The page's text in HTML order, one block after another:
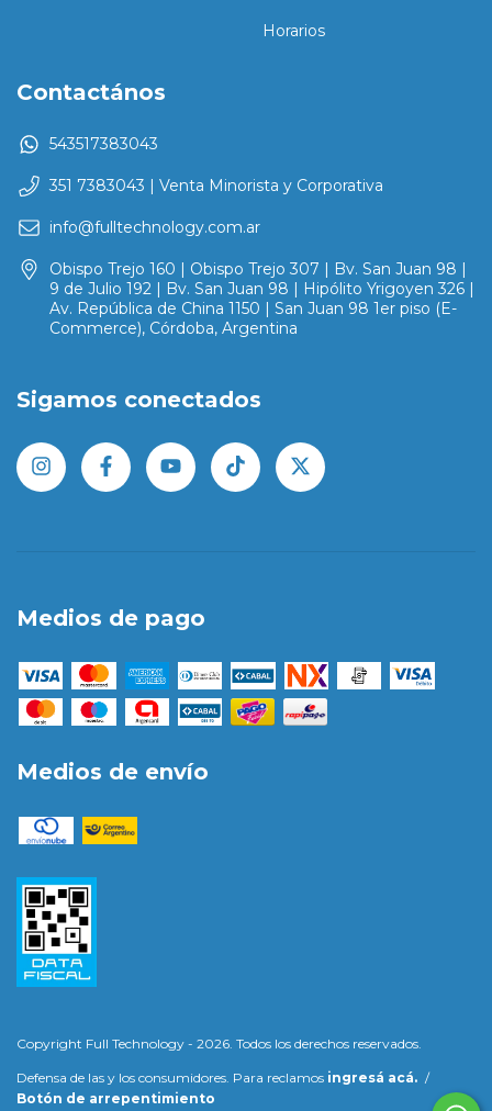
Horarios
Contactános
543517383043
351 7383043 | Venta Minorista y Corporativa
info@fulltechnology.com.ar
Obispo Trejo 160 | Obispo Trejo 307 | Bv. San Juan 98 |
9 de Julio 192 | Bv. San Juan 98 | Hipólito Yrigoyen 326 |
Av. República de China 1150 | San Juan 98 1er piso (E-
Commerce), Córdoba, Argentina
Sigamos conectados
Medios de pago
Medios de envío
Copyright Full Technology - 2026. Todos los derechos reservados.
Defensa de las y los consumidores. Para reclamos ingresá acá. /
Botón de arrepentimiento